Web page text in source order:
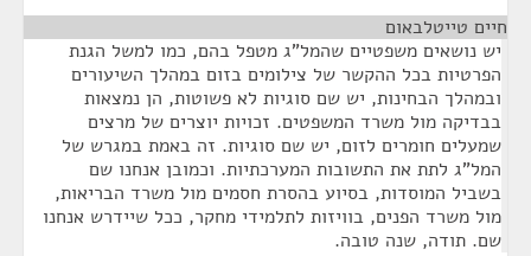
חיים טייטלבאום
יש נושאים משפטיים שהמל"ג מטפל בהם, כמו למשל הגנת
הפרטיות בכל ההקשר של צילומים בזום במהלך השיעורים
ובמהלך הבחינות, יש שם סוגיות לא פשוטות, הן נמצאות
בבדיקה מול משרד המשפטים. זכויות יוצרים של מרצים
שמעלים חומרים לזום, יש שם סוגיות. זה באמת במגרש של
המל"ג לתת את התשובות המערכתיות. וכמובן אנחנו שם
בשביל המוסדות, בסיוע בהסרת חסמים מול משרד הבריאות,
מול משרד הפנים, בוויזות לתלמידי מחקר, ככל שיידרש אנחנו
שם. תודה, שנה טובה.